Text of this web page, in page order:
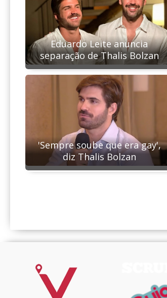
Eduardo Leite anuncia
separação de Thalis Bolzan
'Sempre soube que era gay',
diz Thalis Bolzan